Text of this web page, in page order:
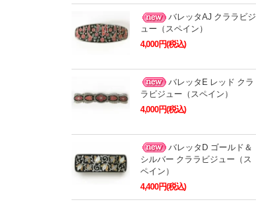
バレッタAJ クララビジ
ュー（スペイン）
4,000円(税込)
バレッタE レッド クラ
ラビジュー（スペイン）
4,000円(税込)
バレッタD ゴールド＆
シルバー クララビジュー（ス
ペイン）
4,400円(税込)